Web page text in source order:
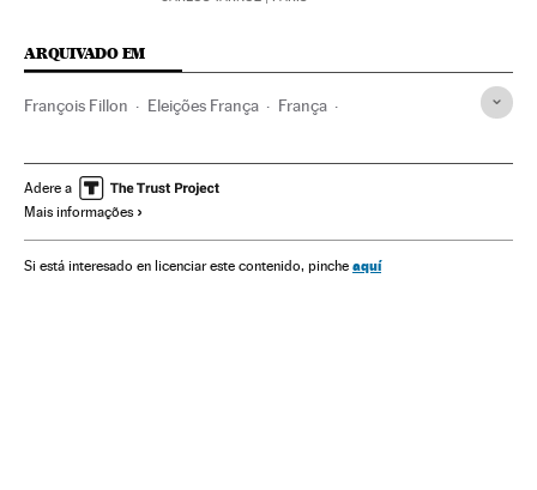
ARQUIVADO EM
François Fillon Eleições França França
Política Presidenciales Francia 2017
Adere a
Mais informações
Si está interesado en licenciar este contenido, pinche aquí